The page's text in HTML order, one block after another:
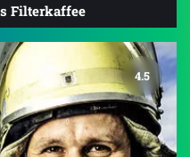
Filterkaffee
4.5